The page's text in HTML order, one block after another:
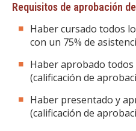
Requisitos de aprobación
Haber cursado todos
con un 75% de
Haber aprobado
(calificación de
Haber presentado y
(calificación de